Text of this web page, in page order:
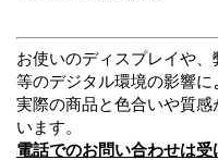
お使いのディスプレイや
等のデジタル環境の影響に
実際の商品と色合いや質
います。
電話でのお問い合わせは受